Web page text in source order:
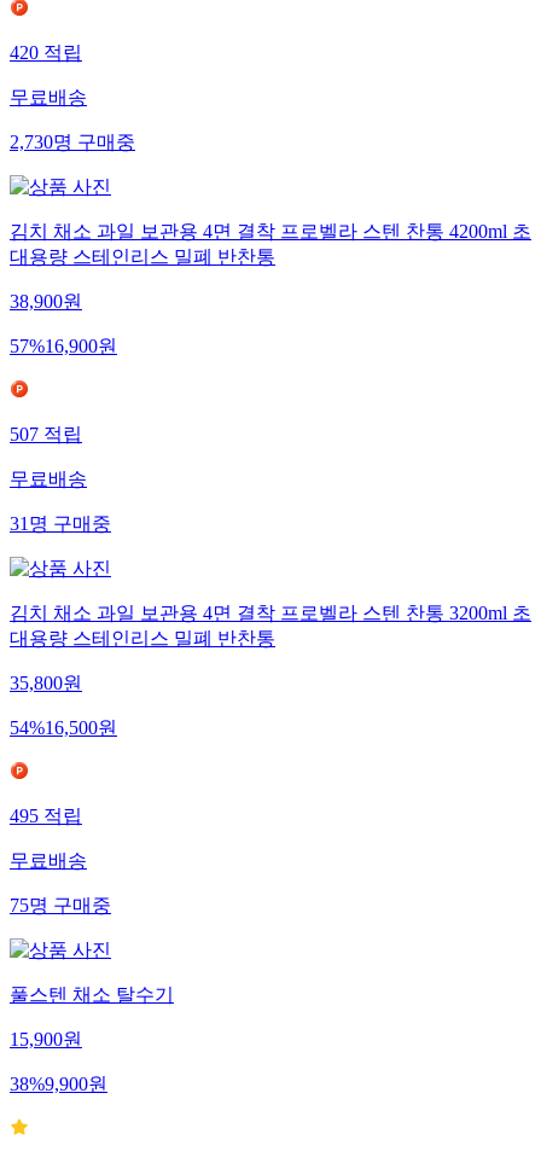
420 적립
무료배송
2,730명 구매중
김치 채소 과일 보관용 4면 결착 프로벨라 스텐 찬통 4200ml 초
대용량 스테인리스 밀폐 반찬통
38,900원
57%16,900원
507 적립
무료배송
31 명 구매중
김치 채소 과일 보관용 4면 결착 프로벨라 스텐 찬통 3200ml 초
대용량 스테인리스 밀폐 반찬통
35,800원
54%16,500원
495 적립
무료배송
75명 구매중
풀스텐 채소 탈수기
15,900원
38%9,900원